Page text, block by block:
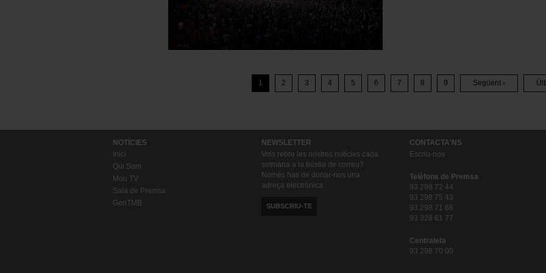
1 Pàgina
2 Pàgina
3 Pàgina
4 Pàgina
5 Pàgina
6 Pàgina
7 Pàgina
8 9
Pàgina
Següent ›
NOTÍCIES
Inici
Qui Som
Mou TV
Sala de Premsa
GenTMB
NEWSLETTER
Vols rebre les nostres notícies cada
setmana a la bústia de correu?
Només has de donar-nos una
adreça electrònica.
SUBSCRIU-TE
CONTACTA'NS
Escriu-nos
Telèfons de Premsa
93 298 72 44
93 298 75 43
93 298 71 68
93 328 61 77
Centraleta
93 298 70 00